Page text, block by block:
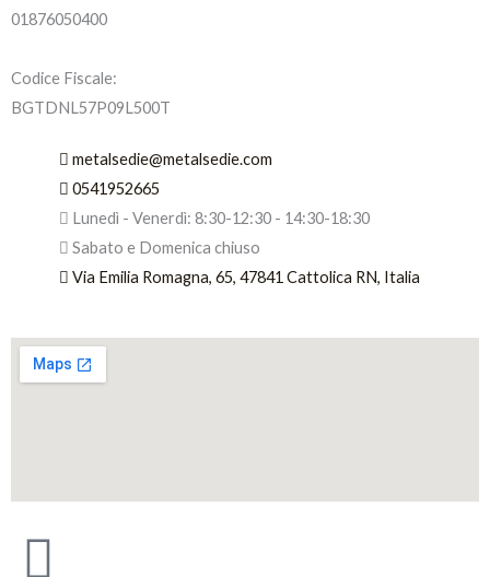
01876050400
Codice Fiscale:
BGTDNL57P09L500T
metalsedie@metalsedie.com
0541952665
Lunedì - Venerdì: 8:30-12:30 - 14:30-18:30
Sabato e Domenica chiuso
Via Emilia Romagna, 65, 47841 Cattolica RN, Italia